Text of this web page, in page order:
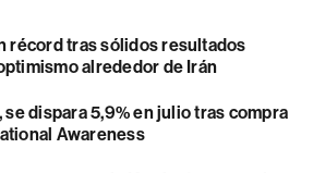
récord tras sólidos resultados
alrededor de Irán
dispara 5,9% en julio tras compra
Awareness